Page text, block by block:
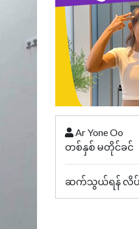
Ar Yone Oo
တစ်နှစ် မတိုင်ခင်
ဆက်သွယ်ရန် လိပ်စ